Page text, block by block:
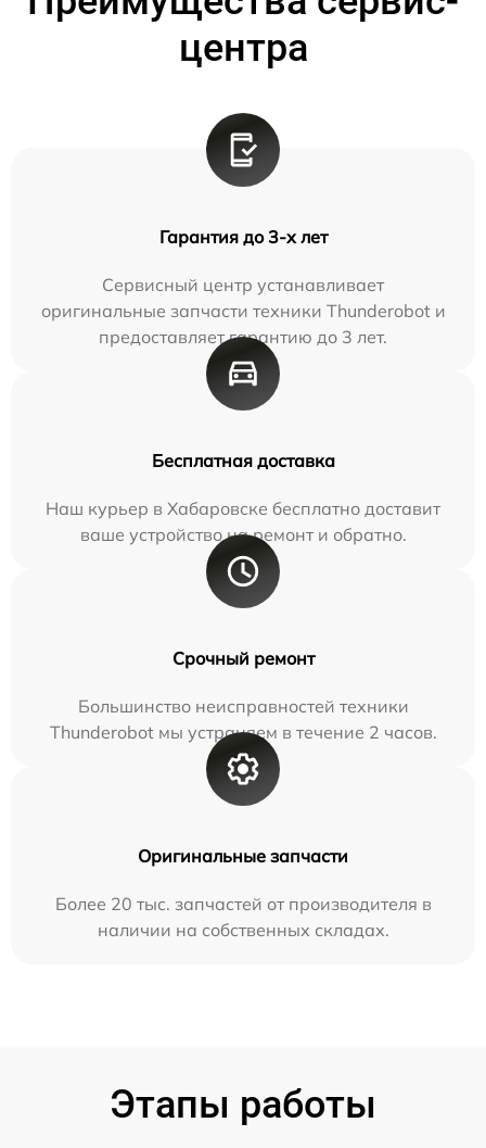
центра
Гарантия до 3-х лет
Сервисный центр устанавливает
оригинальные запчасти техники Thunderobot и
предоставляет гарантию до 3 лет.
Бесплатная доставка
Наш курьер в Хабаровске бесплатно доставит
ваше устройство на ремонт и обратно.
Срочный ремонт
Большинство неисправностей техники
Thunderobot мы устраняем в течение 2 часов.
Оригинальные запчасти
Более 20 тыс. запчастей от производителя в
наличии на собственных складах.
Этапы работы